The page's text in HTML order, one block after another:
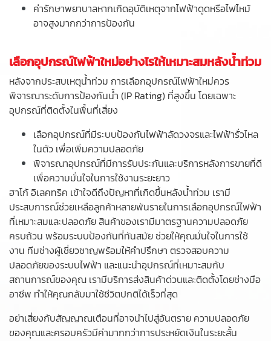
ค่ารักษาพยาบาลหากเกิดอุบัติเหตุจากไฟฟ้าดูดหรือไฟไหม้
อาจสูงมากกว่าการป้องกัน
เลือกอุปกรณ์ไฟฟ้าใหม่อย่างไรให้เหมาะสมหลังน้ำท่วม
หลังจากประสบเหตุน้ำท่วม การเลือกอุปกรณ์ไฟฟ้าใหม่ควร
พิจารณาระดับการป้องกันน้ำ (IP Rating) ที่สูงขึ้น โดยเฉพาะ
อุปกรณ์ที่ติดตั้งในพื้นที่เสี่ยง
เลือกอุปกรณ์ที่มีระบบป้องกันไฟฟ้าลัดวงจรและไฟฟ้ารั่วไหล
ในตัว เพื่อเพิ่มความปลอดภัย
พิจารณาอุปกรณ์ที่มีการรับประกันและบริการหลังการขายที่ดี
เพื่อความมั่นใจในการใช้งานระยะยาว
ฮาโก้ อิเลคทริค เข้าใจดีถึงปัญหาที่เกิดขึ้นหลังน้ำท่วม เรามี
ประสบการณ์ช่วยเหลือลูกค้าหลายพันรายในการเลือกอุปกรณ์ไฟฟ้า
ที่เหมาะสมและปลอดภัย สินค้าของเรามีมาตรฐานความปลอดภัย
ครบถ้วน พร้อมระบบป้องกันที่ทันสมัย ช่วยให้คุณมั่นใจในการใช้
งาน ทีมช่างผู้เชี่ยวชาญพร้อมให้คำปรึกษา ตรวจสอบความ
ปลอดภัยของระบบไฟฟ้า และแนะนำอุปกรณ์ที่เหมาะสมกับ
สถานการณ์ของคุณ เรามีบริการส่งสินค้าด่วนและติดตั้งโดยช่างมือ
อาชีพ ทำให้คุณกลับมาใช้ชีวิตปกติได้เร็วที่สุด
อย่าเสี่ยงกับสัญญาณเตือนที่อาจนำไปสู่อันตราย ความปลอดภัย
ของคุณและครอบครัวมีค่ามากกว่าการประหยัดเงินในระยะสั้น